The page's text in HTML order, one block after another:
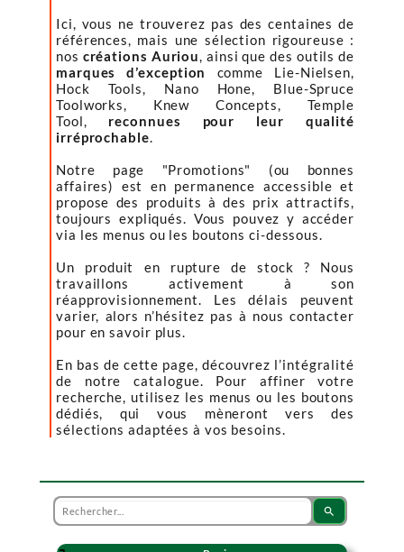
Ici, vous ne trouverez pas des centaines de
références, mais une sélection rigoureuse :
nos créations Auriou, ainsi que des outils de
marques d’exception
comme Lie-Nielsen,
Hock Tools, Nano Hone, Blue-Spruce
Toolworks, Knew Concepts, Temple
Tool, reconnues pour leur qualité
irréprochable.
Notre page "Promotions" (ou bonnes
affaires) est en permanence accessible et
propose des produits à des prix attractifs,
toujours expliqués. Vous pouvez y accéder
via les menus ou les boutons ci-dessous.
Un produit en rupture de stock ? Nous
travaillons activement à son
réapprovisionnement. Les délais peuvent
varier, alors n’hésitez pas à nous contacter
pour en savoir plus.
En bas de cette page, découvrez l’intégralité
de notre catalogue. Pour affiner votre
recherche, utilisez les menus ou les boutons
dédiés, qui vous mèneront vers des
sélections adaptées à vos besoins.
search